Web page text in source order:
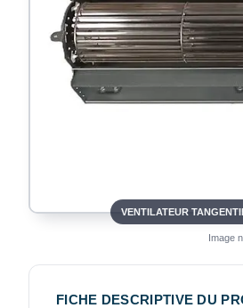
VENTILATEUR
Image
FICHE DESCRIPTIVE DU